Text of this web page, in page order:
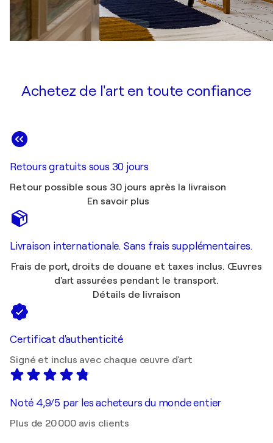
Achetez de l'art en toute confiance
Retours gratuits sous 30 jours
Retour possible sous 30 jours après la livraison
En savoir plus
Livraison internationale. Sans frais supplémentaires.
Frais de port, droits de douane et taxes inclus. Œuvres
d'art assurées pendant le transport.
Détails de livraison
Certificat d'authenticité
Signé et inclus avec chaque œuvre d'art
Noté 4,9/5 par les acheteurs du monde entier
Plus de 20 000 avis clients